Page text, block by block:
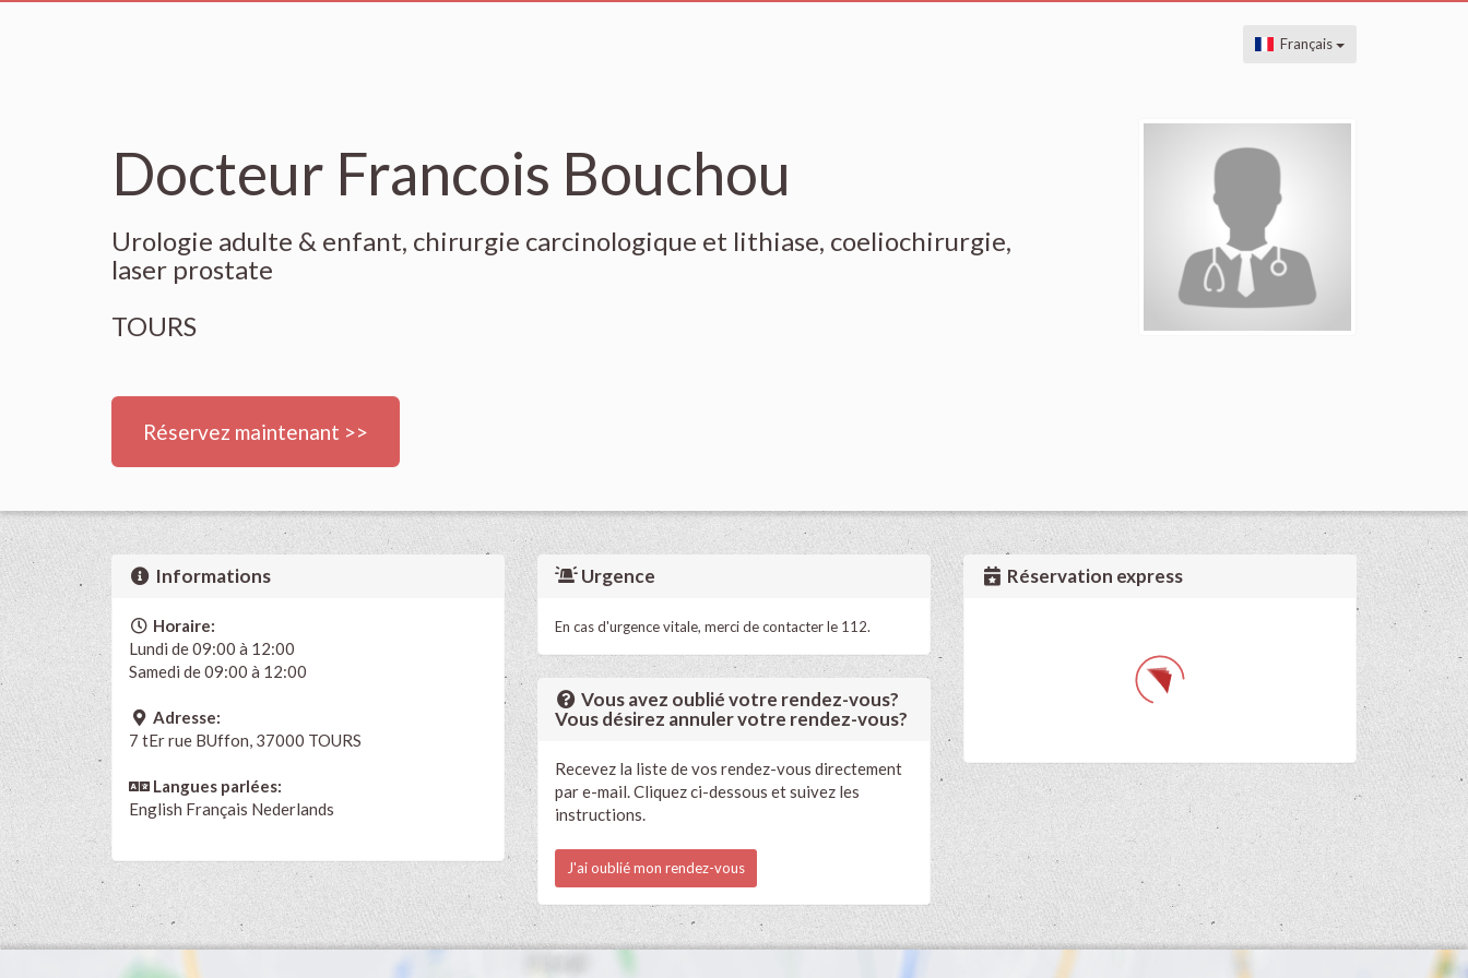
Français
Docteur Francois Bouchou
Urologie adulte & enfant, chirurgie carcinologique et lithiase, coeliochirurgie,
laser prostate
TOURS
Réservez maintenant >>
Informations
Horaire:
Lundi de 09:00 à 12:00
Samedi de 09:00 à 12:00
Adresse:
7 tEr rue BUffon, 37000 TOURS
Langues parlées:
English Français Nederlands
Urgence
En cas d'urgence vitale, merci de contacter le 112.
Vous avez oublié votre rendez-vous?
Vous désirez annuler votre rendez-vous?
Recevez la liste de vos rendez-vous directement
par e-mail. Cliquez ci-dessous et suivez les
instructions.
J'ai oublié mon rendez-vous
Réservation express